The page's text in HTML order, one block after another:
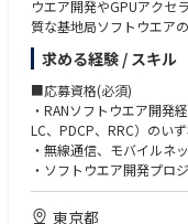
・Avanadeの市場メッセ
ファレンスを確保
社内連携とエネーブルメン
・APAC・セールス・グロ
ーションデリバリーなど
・新しいGTMイニシアチ
ケーリング可能な初期機
・プライシングやアセッ
ウエア開発やGPUアクセ
質な基地局ソフトウエア
■職務内容
【ミッション】
AI-RAN基地局開発を推
を通じて、5G Advanced
アの商用化に貢献してい
・AI-RAN基地局開発の推進
求める経験 / スキル
■応募資格(必須)
・RANソフトウエア開発
LC、PDCP、RRC）のいず
・無線通信、モバイルネ
・ソフトウエア開発プロ
ト推進経験
・開発計画策定、進捗管
東京都